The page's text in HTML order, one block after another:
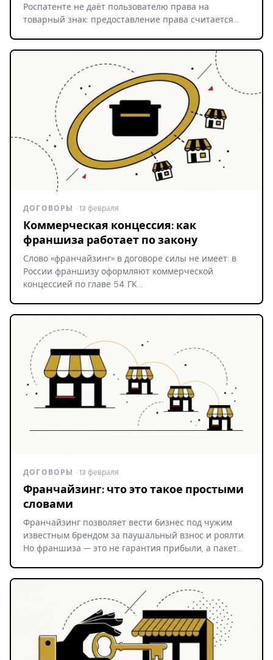
Роспатенте не даёт пользователю права на
товарный знак: предоставление права считается…
ДОГОВОРЫ · 13 февраля
Коммерческая концессия: как
франшиза работает по закону
Слово «франчайзинг» в договоре силы не имеет: в
России франшизу оформляют коммерческой
концессией по главе 54 ГК…
ДОГОВОРЫ · 13 февраля
Франчайзинг: что это такое простыми
словами
Франчайзинг позволяет вести бизнес под чужим
известным брендом за паушальный взнос и роялти.
Но франшиза — это не гарантия прибыли, а пакет…